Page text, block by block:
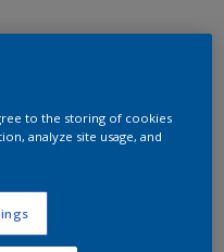
to the storing of cookies
analyze site usage, and